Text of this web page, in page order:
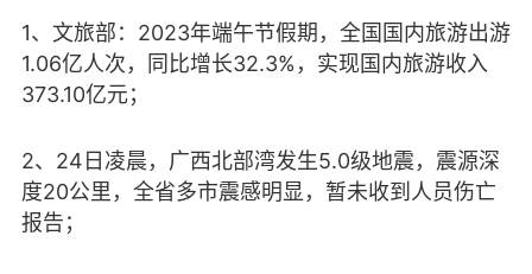
每次200金币 点击购买
师 小熊水光
爆汗熊
建术
DRYY面膜 微晶溶斑术
爆款平台
1、文旅部：2023年端午节假期，全国国内旅游出游
1.06亿人次，同比增长32.3%，实现国内旅游收入
373.10亿元；
2、24日凌晨，广西北部湾发生5.0级地震，震源深
度20公里，全省多市震感明显，暂未收到人员伤亡
报告；